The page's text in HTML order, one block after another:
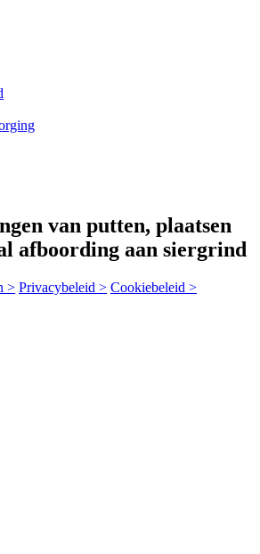
van putten, plaatsen
afboording aan siergrind
> Privacybeleid > Cookiebeleid >